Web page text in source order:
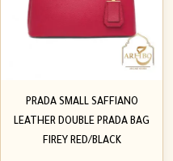
PRADA SMALL SAFFIANO
LEATHER DOUBLE PRADA BAG
FIREY RED/BLACK